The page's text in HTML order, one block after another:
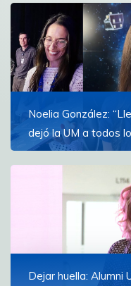
University y centrará
América Latina
Ver más
Noelia González:
dejó la UM a todos
para la NASA en
II, la primera misión
Dejar huella: Alumni